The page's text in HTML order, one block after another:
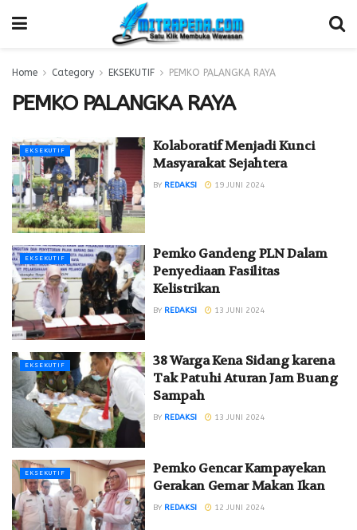
Home Category EKSEKUTIF PEMKO PALANGKA RAYA
PEMKO PALANGKA RAYA
EKSEKUTIF
Kolaboratif Menjadi Kunci
Masyarakat Sejahtera
BY REDAKSI 19 JUNI 2024
EKSEKUTIF
Pemko Gandeng PLN Dalam
Penyediaan Fasilitas
Kelistrikan
BY REDAKSI 13 JUNI 2024
EKSEKUTIF
38 Warga Kena Sidang karena
Tak Patuhi Aturan Jam Buang
Sampah
BY REDAKSI 13 JUNI 2024
EKSEKUTIF
Pemko Gencar Kampayekan
Gerakan Gemar Makan Ikan
BY REDAKSI 12 JUNI 2024